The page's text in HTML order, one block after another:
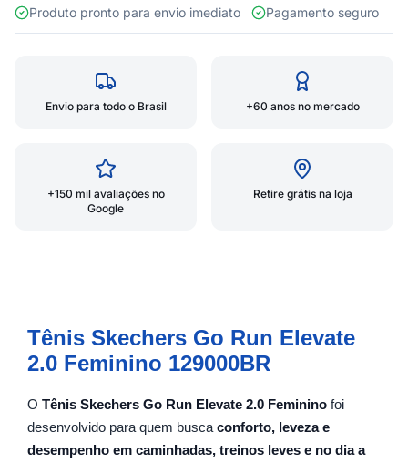
Produto pronto para envio imediato
Pagamento seguro
Envio para todo o Brasil +60 anos no mercado
+150 mil avaliações no
Google
Retire grátis na loja
Tênis Skechers Go Run Elevate
2.0 Feminino 129000BR
O Tênis Skechers Go Run Elevate 2.0 Feminino foi
desenvolvido para quem busca conforto, leveza e
desempenho em caminhadas, treinos leves e no dia a